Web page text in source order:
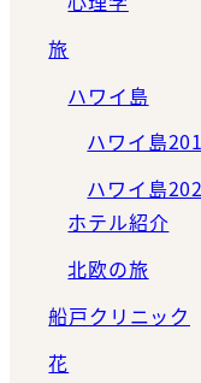
旅
ハワイ島
ハワイ島
ハワイ島
ホテル紹介
北欧の旅
船戸クリニック
花